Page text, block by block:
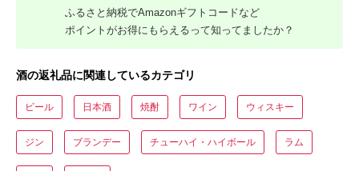
ふるさと納税でAmazonギフトコードなど
ポイントがお得にもらえるって知ってましたか？
酒の返礼品に関連しているカテゴリ
ビール 日本酒 焼酎 ワイン ウィスキー
ジン ブランデー チューハイ・ハイボール ラム